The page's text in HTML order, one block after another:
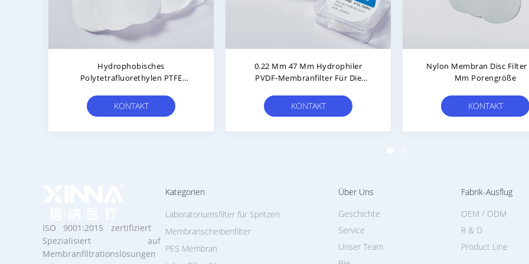
OEM Hydrophobische PTFE
Membranscheiben Porengröße
KONTAKT
0.45 Mikron PVDF
Membranscheibenfilter
Polyvinylidenfluoridfilter
KONTAKT
0.22μm 47mm
PVDF Membranfilterscheibe
KONTAKT
ISO 9001:2015 zertifiziert
Spezialisiert auf
Membranfiltrationslösungen
Kategorien
Laboratoriumsfilter für Spritzen
Membranscheibenfilter
PES Membran
Über Uns
Geschichte
Service
Unser Team
Fabrik-Ausflug
Product Line
OEM / ODM
R & D